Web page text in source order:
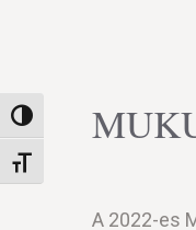
Nagy kontraszt váltása
Betűméret váltása
A 2022-es